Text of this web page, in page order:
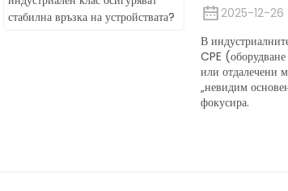
2025-12-26
В
CPE
или отдалечени
„невидим
фокусира.